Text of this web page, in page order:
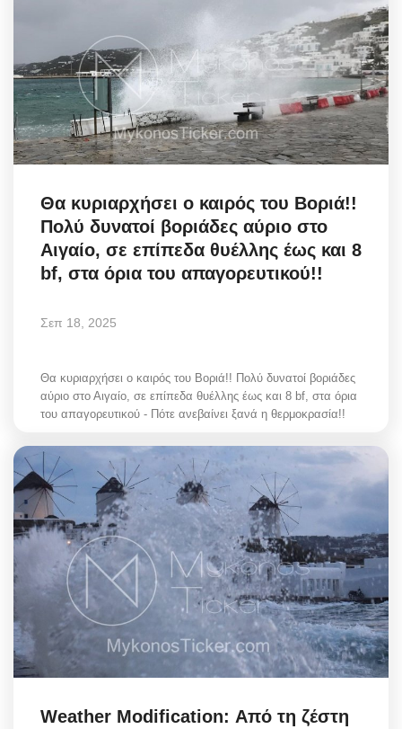
Θα κυριαρχήσει ο καιρός του Βοριά!!
Πολύ δυνατοί βοριάδες αύριο στο
Αιγαίο, σε επίπεδα θυέλλης έως και 8
bf, στα όρια του απαγορευτικού!!
Σεπ 18, 2025
Θα κυριαρχήσει ο καιρός του Βοριά!! Πολύ δυνατοί βοριάδες
αύριο στο Αιγαίο, σε επίπεδα θυέλλης έως και 8 bf, στα όρια
του απαγορευτικού - Πότε ανεβαίνει ξανά η θερμοκρασία!!
Weather Modification: Από τη ζέστη